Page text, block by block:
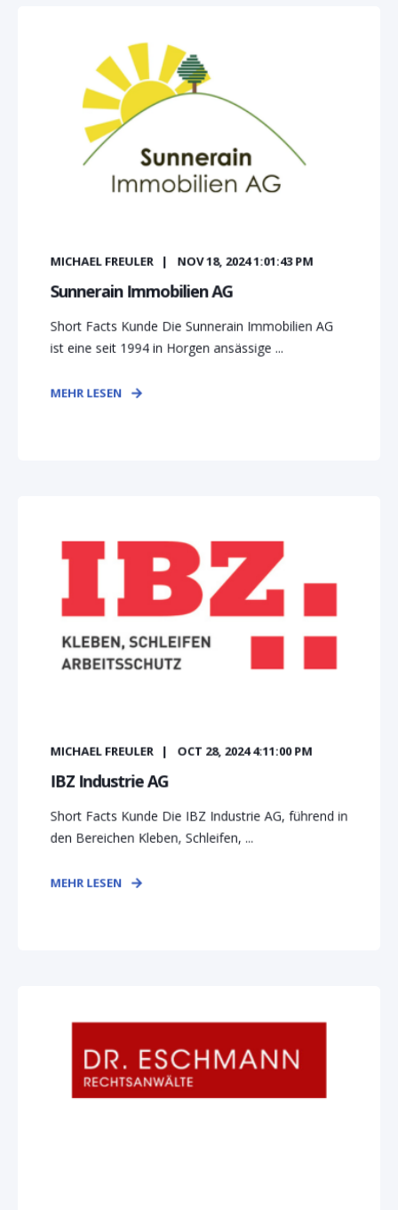
MICHAEL FREULER NOV 18, 2024 1:01:43 PM
Sunnerain Immobilien AG
Short Facts Kunde Die Sunnerain Immobilien AG
ist eine seit 1994 in Horgen ansässige ...
MEHR LESEN
MICHAEL FREULER OCT 28, 2024 4:11:00 PM
IBZ Industrie AG
Short Facts Kunde Die IBZ Industrie AG, führend in
den Bereichen Kleben, Schleifen, ...
MEHR LESEN